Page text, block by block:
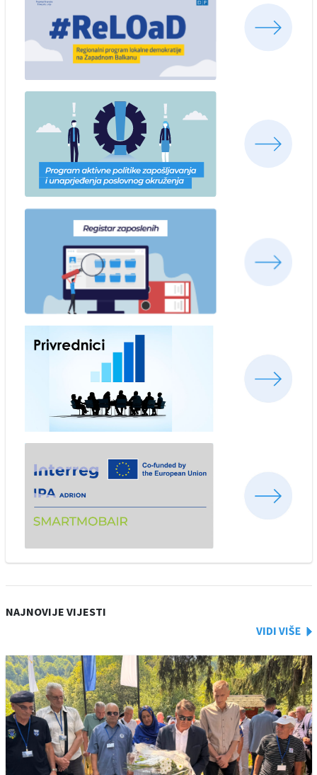
NAJNOVIJE VIJESTI